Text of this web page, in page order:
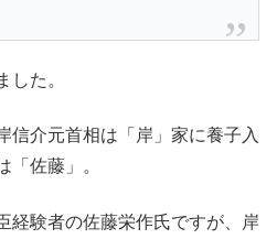
した。
信介元首相は「岸」家に養子入
「佐藤」。
経験者の佐藤栄作氏ですが、岸